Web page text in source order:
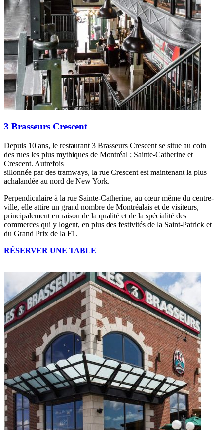
3 Brasseurs Crescent
Depuis 10 ans, le restaurant 3 Brasseurs Crescent se situe au coin
des rues les plus mythiques de Montréal ; Sainte-Catherine et
Crescent. Autrefois
sillonnée par des tramways, la rue Crescent est maintenant la plus
achalandée au nord de New York.
Perpendiculaire à la rue Sainte-Catherine, au cœur même du centre-
ville, elle attire un grand nombre de Montréalais et de visiteurs,
principalement en raison de la qualité et de la spécialité des
commerces qui y logent, en plus des festivités de la Saint-Patrick et
du Grand Prix de la F1.
RÉSERVER UNE TABLE